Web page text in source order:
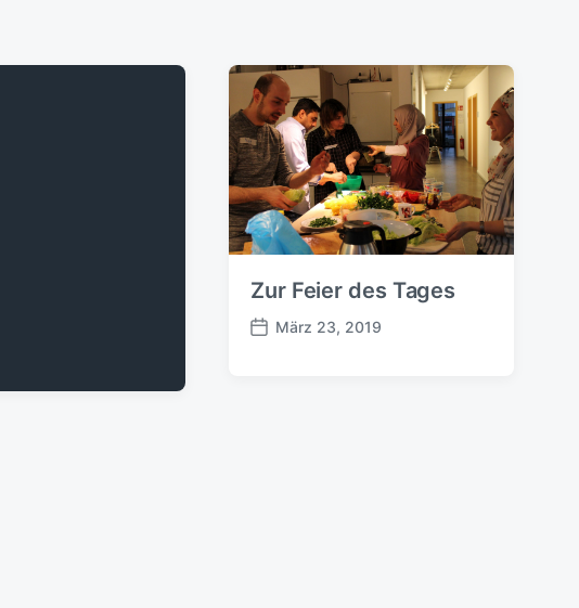
Zur Feier des Tages
B
März 23, 2019